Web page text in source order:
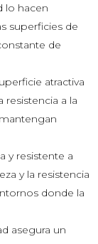
lo hacen
superficies de
de
atractiva
resistencia a la
y resistente a
y la resistencia
donde la
asegura un